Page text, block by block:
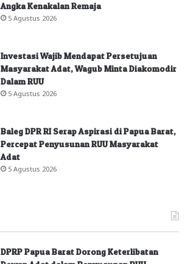
Angka Kenakalan Remaja
5 Agustus 2026
Investasi Wajib Mendapat Persetujuan
Masyarakat Adat, Wagub Minta Diakomodir
Dalam RUU
5 Agustus 2026
Baleg DPR RI Serap Aspirasi di Papua Barat,
Percepat Penyusunan RUU Masyarakat
Adat
5 Agustus 2026
DPRP Papua Barat Dorong Keterlibatan